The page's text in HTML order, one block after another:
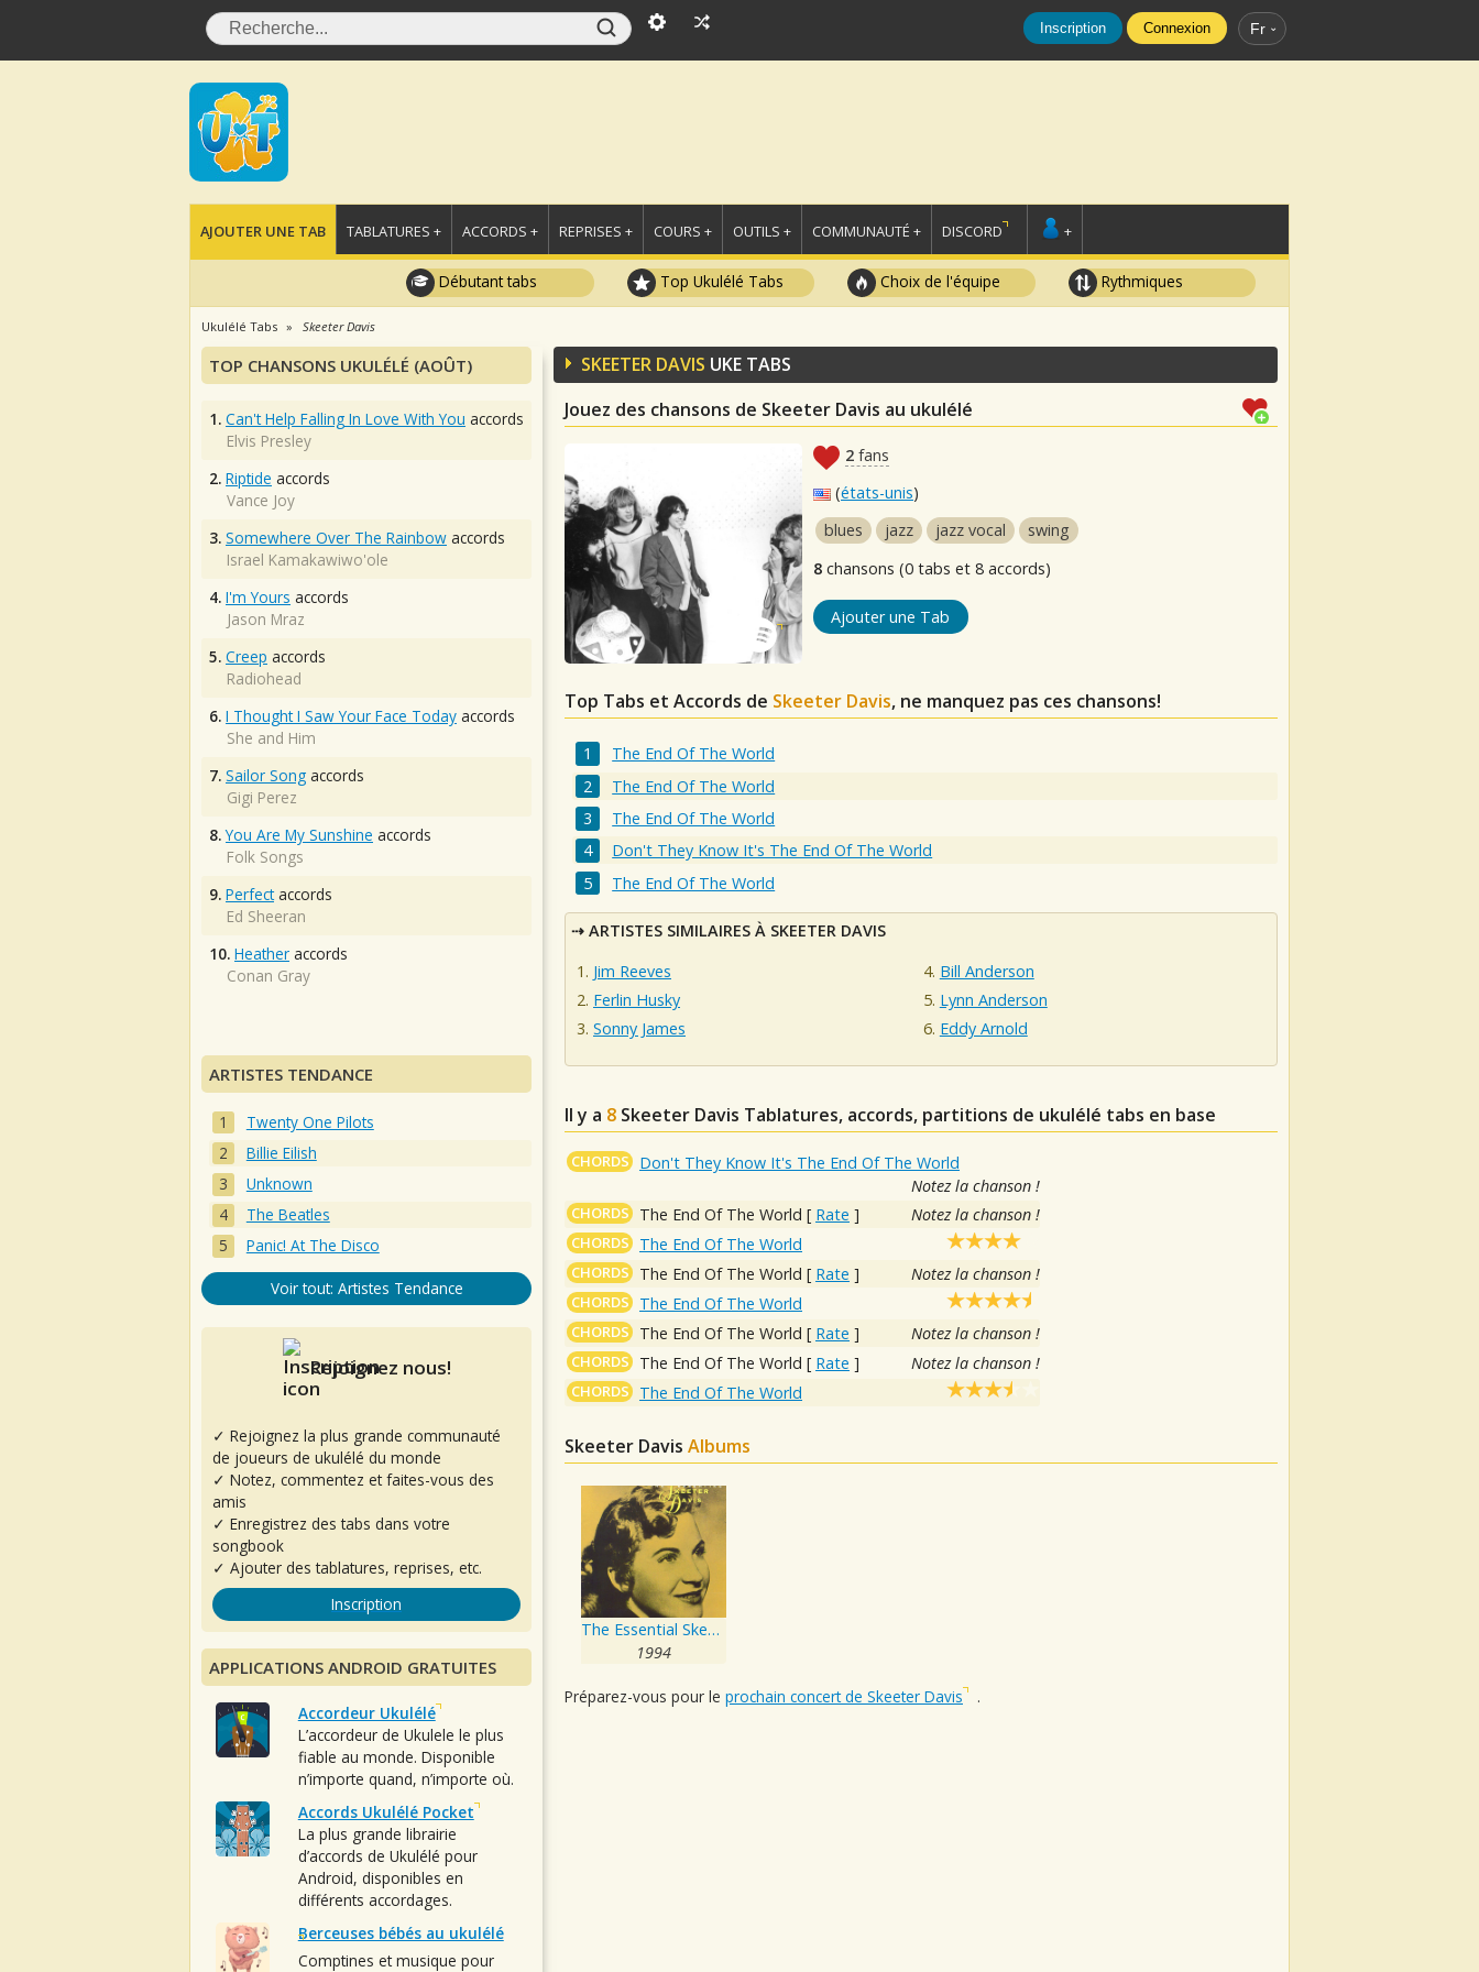
Inscription Connexion Fr
AJOUTER UNE TAB TABLATURES + ACCORDS + REPRISES + COURS + OUTILS + COMMUNAUTÉ + DISCORD +
Débutant tabs Top Ukulélé Tabs Choix de l'équipe Rythmiques
Ukulélé Tabs Skeeter Davis
SKEETER DAVIS UKE TABS
Jouez des chansons de Skeeter Davis au ukulélé
2 fans
(états-unis)
blues
jazz jazz vocal
swing
8 chansons (0 tabs et 8 accords)
Ajouter une Tab
Top Tabs et Accords de Skeeter Davis, ne manquez pas ces chansons!
The End Of The World
The End Of The World
The End Of The World
Don't They Know It's The End Of The World
The End Of The World
ARTISTES SIMILAIRES À SKEETER DAVIS
Jim Reeves
Ferlin Husky
Sonny James
Bill Anderson
Lynn Anderson
Eddy Arnold
Il y a 8 Skeeter Davis Tablatures, accords, partitions de ukulélé tabs en base
CHORDS Don't They Know It's The End Of The World
Notez la chanson !
CHORDS The End Of The World [ Rate ] Notez la chanson !
CHORDS The End Of The World
CHORDS The End Of The World [ Rate ] Notez la chanson !
CHORDS The End Of The World
CHORDS The End Of The World [ Rate ] Notez la chanson !
CHORDS The End Of The World [ Rate ] Notez la chanson !
CHORDS The End Of The World
Skeeter Davis Albums
The Essential Skeeter Davis
1994
Préparez-vous pour le prochain concert de Skeeter Davis .
TOP CHANSONS UKULÉLÉ (AOÛT)
1. Can't Help Falling In Love With You accords
Elvis Presley
2. Riptide accords
Vance Joy
3. Somewhere Over The Rainbow accords
Israel Kamakawiwo'ole
4. I'm Yours accords
Jason Mraz
5. Creep accords
Radiohead
6. I Thought I Saw Your Face Today accords
She and Him
7. Sailor Song accords
Gigi Perez
8. You Are My Sunshine accords
Folk Songs
9. Perfectaccords
Ed Sheeran
10. Heather accords
Conan Gray
ARTISTES TENDANCE
Twenty One Pilots
Billie Eilish
Unknown
The Beatles
Panic! At The Disco
Voir tout: Artistes Tendance
Rejoignez nous!
✓ Rejoignez la plus grande communauté
de joueurs de ukulélé du monde
✓ Notez, commentez et faites-vous des
amis
✓ Enregistrez des tabs dans votre
songbook
✓ Ajouter des tablatures, reprises, etc.
Inscription
APPLICATIONS ANDROID GRATUITES
Accordeur Ukulélé
L’accordeur de Ukulele le plus
fiable au monde. Disponible
n’importe quand, n’importe où.
Accords Ukulélé Pocket
La plus grande librairie
d’accords de Ukulélé pour
Android, disponibles en
différents accordages.
Berceuses bébés au ukulélé
Comptines et musique pour